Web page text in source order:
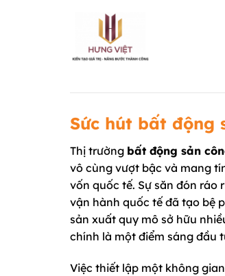
Sức hút bất động
Thị trường bất động sản
vô cùng vượt bậc và mang
vốn quốc tế. Sự săn đón
vận hành quốc tế đã tạo bệ
sản xuất quy mô sở hữu
chính là một điểm sáng đầu
Việc thiết lập một không